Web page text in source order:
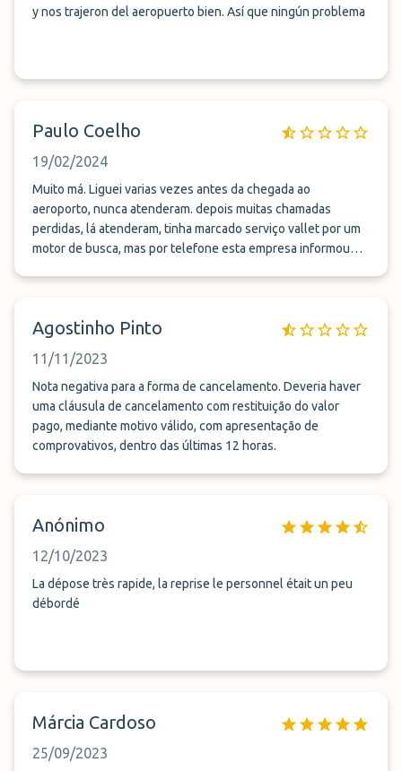
y nos trajeron del aeropuerto bien. Así que ningún problema
Paulo Coelho
19/02/2024
Muito má. Liguei varias vezes antes da chegada ao
aeroporto, nunca atenderam. depois muitas chamadas
perdidas, lá atenderam, tinha marcado serviço vallet por um
motor de busca, mas por telefone esta empresa informou
shuttle, as informações sobre o locar forma muito
estacionar num parque do aeroporto, suportando mais
custos. Já marquei muitas vezes serviço vallet com outras
empresas e sempre correu muito bem, com esta a
experiência foi muito má. Não aconselho nada.
Agostinho Pinto
11/11/2023
Nota negativa para a forma de cancelamento. Deveria haver
uma cláusula de cancelamento com restituição do valor
pago, mediante motivo válido, com apresentação de
comprovativos, dentro das últimas 12 horas.
Anónimo
12/10/2023
La dépose très rapide, la reprise le personnel était un peu
débordé
Márcia Cardoso
25/09/2023